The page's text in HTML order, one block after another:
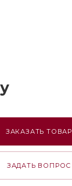
ЗАКАЗАТЬ ТОВАР
ЗАДАТЬ ВОПРОС